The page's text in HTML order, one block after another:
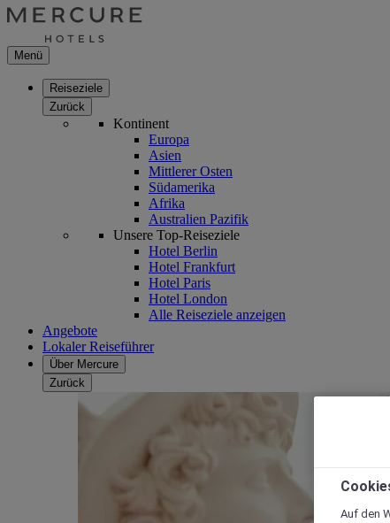
Menü
Reiseziele
Zurück
Kontinent
Europa
Asien
Mittlerer Osten
Südamerika
Afrika
Australien Pazifik
Unsere Top-Reiseziele
Hotel Berlin
Hotel Frankfurt
Hotel Paris
Hotel London
Alle Reiseziele anzeigen
Angebote
Lokaler Reiseführer
Über Mercure
Zurück
Auf den